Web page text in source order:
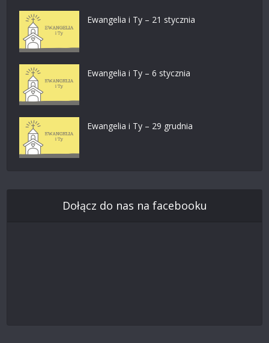
Ewangelia i Ty – 21 stycznia
Ewangelia i Ty – 6 stycznia
Ewangelia i Ty – 29 grudnia
Dołącz do nas na facebooku